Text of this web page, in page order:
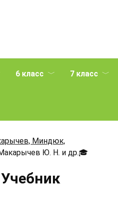
6 класс 7 класс
Миндюк,
Ю. Н. и др.🎓